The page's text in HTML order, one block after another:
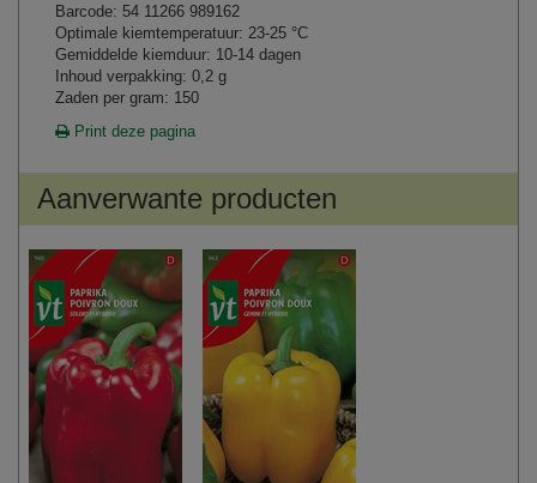
Barcode: 54 11266 989162
Optimale kiemtemperatuur: 23-25 °C
Gemiddelde kiemduur: 10-14 dagen
Inhoud verpakking: 0,2 g
Zaden per gram: 150
Print deze pagina
Aanverwante producten